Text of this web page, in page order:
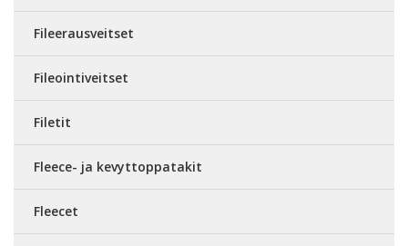
Fileerausveitset
Fileointiveitset
Filetit
Fleece- ja kevyttoppatakit
Fleecet